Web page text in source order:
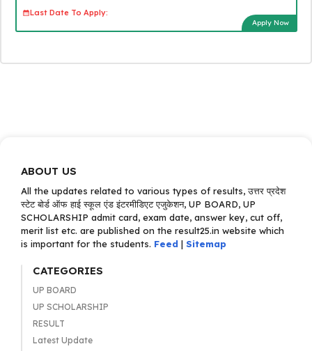
Last Date To Apply:
Apply Now
ABOUT US
All the updates related to various types of results, उत्तर प्रदेश
स्टेट बोर्ड ऑफ हाई स्कूल एंड इंटरमीडिएट एजुकेशन, UP BOARD, UP
SCHOLARSHIP admit card, exam date, answer key, cut off,
merit list etc. are published on the result25.in website which
is important for the students. Feed | Sitemap
CATEGORIES
UP BOARD
UP SCHOLARSHIP
RESULT
Latest Update